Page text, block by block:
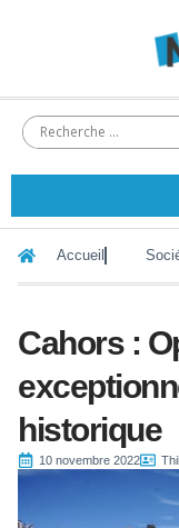
Accueil
Cahors :
historique
10 novembre 2022